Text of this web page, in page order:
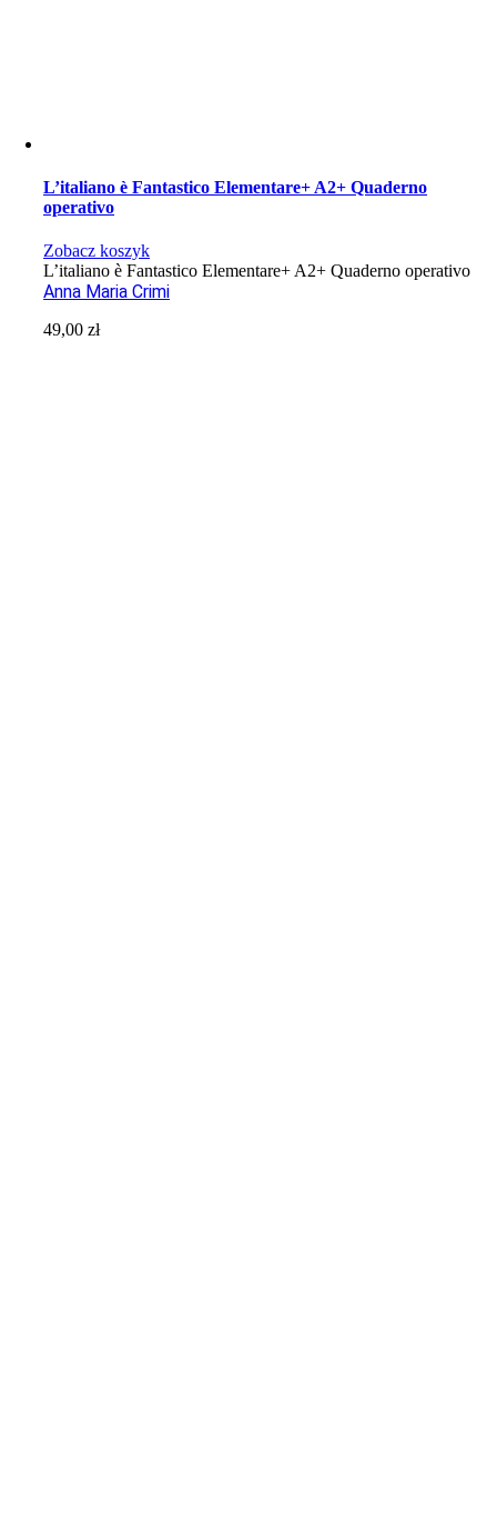
L’italiano è Fantastico Elementare+ A2+ Quaderno
operativo
Zobacz koszyk
L’italiano è Fantastico Elementare+ A2+ Quaderno operativo
Anna Maria Crimi
49,00zł